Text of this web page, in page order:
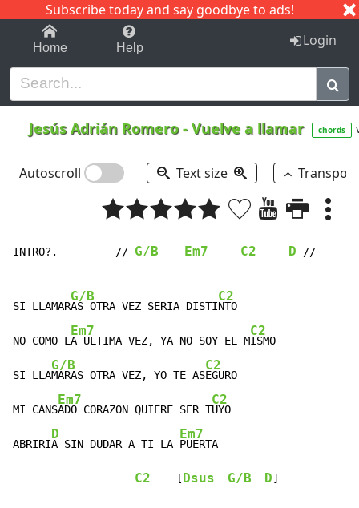
Subscribe today and say goodbye to ads!
1-9 C I J
Home Help Login
Jesús Adrián Romero-Vuelve a llamar chords
Autoscroll Text size
INTRO?.         // G/B Em7 C2 D //
SI LLAMAR
G/B
AS OTRA VEZ SERIA DISTI
C2
NTO
NO COMO L
Em7
A ULTIMA VEZ, YA NO SOY EL M
C2
ISMO
SI LLA
G/B
MARAS OTRA VEZ, YO TE AS
C2
EGURO
MI CANS
Em7
ADO CORAZON QUIERE SER T
C2
UYO
ABRIRI
D
A SIN DUDAR A TI LA
Em7
PUERTA
C2
    [
Dsus G/B D]